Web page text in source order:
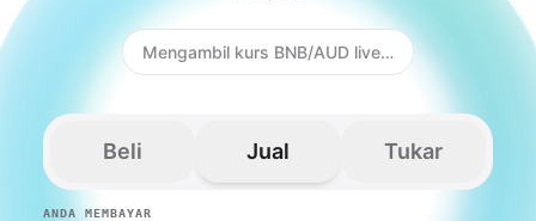
Mengambil kurs BNB/AUD live…
Beli Jual Tukar
ANDA MEMBAYAR